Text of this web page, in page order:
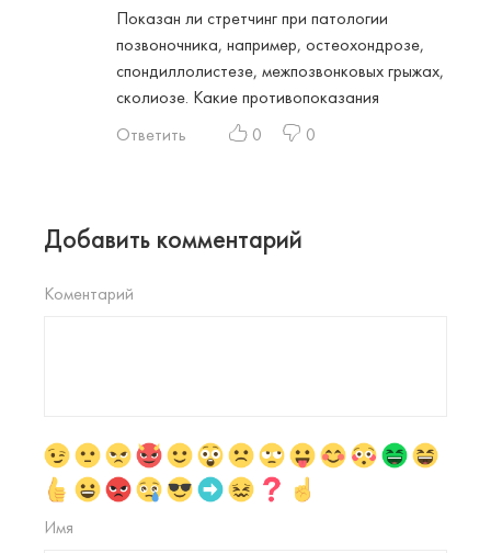
Показан ли стретчинг при патологии
позвоночника, например, остеохондрозе,
спондиллолистезе, межпозвонковых грыжах,
сколиозе. Какие противопоказания
Ответить
0 0
Добавить комментарий
Коментарий
Имя